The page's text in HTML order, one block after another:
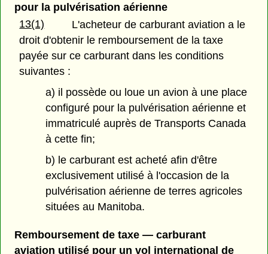
pour la pulvérisation aérienne
13(1)
L'acheteur de carburant aviation a le
droit d'obtenir le remboursement de la taxe
payée sur ce carburant dans les conditions
suivantes :
a) il possède ou loue un avion à une place
configuré pour la pulvérisation aérienne et
immatriculé auprès de Transports Canada
à cette fin;
b) le carburant est acheté afin d'être
exclusivement utilisé à l'occasion de la
pulvérisation aérienne de terres agricoles
situées au Manitoba.
Remboursement de taxe — carburant
aviation utilisé pour un vol international de